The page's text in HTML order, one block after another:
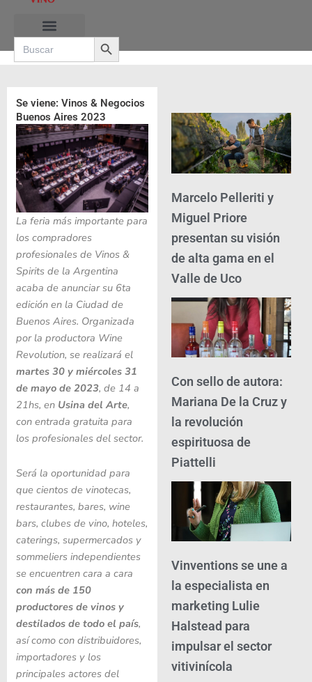
contenido
Search
for:
Search Button
Se viene: Vinos & Negocios
Buenos Aires 2023
La feria más importante para
los compradores
profesionales de Vinos &
Spirits de la Argentina
acaba de anunciar su 6ta
edición en la Ciudad de
Buenos Aires. Organizada
por la productora Wine
Revolution, se realizará el
martes 30 y miércoles 31
de mayo de 2023, de 14 a
21hs, en Usina del Arte,
con entrada gratuita para
los profesionales del sector.
Será la oportunidad para
que cientos de vinotecas,
restaurantes, bares, wine
bars, clubes de vino, hoteles,
caterings, supermercados y
sommeliers independientes
se encuentren cara a cara
con más de 150
productores de vinos y
destilados de todo el país,
así como con distribuidores,
importadores y los
principales actores del
Marcelo Pelleriti y
Miguel Priore
presentan su visión
de alta gama en el
Valle de Uco
Con sello de autora:
Mariana De la Cruz y
la revolución
espirituosa de
Piattelli
Vinventions se une a
la especialista en
marketing Lulie
Halstead para
impulsar el sector
vitivinícola